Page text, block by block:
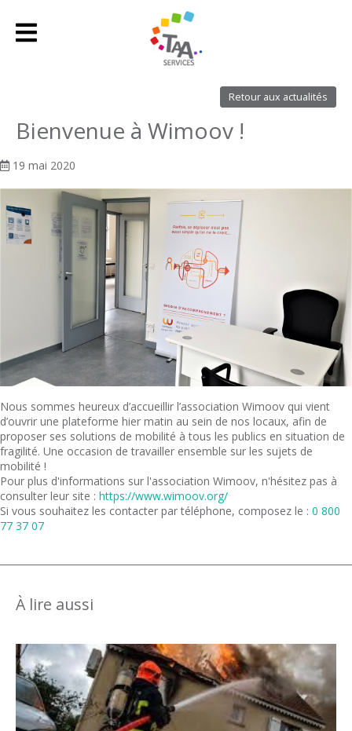
Retour aux actualités
Bienvenue à Wimoov !
19 mai 2020
Nous sommes heureux d’accueillir l’association Wimoov qui vient
d’ouvrir une plateforme hier matin au sein de nos locaux, afin de
proposer ses solutions de mobilité à tous les publics en situation de
fragilité. Une occasion de travailler ensemble sur les sujets de
mobilité !
Pour plus d'informations sur l'association Wimoov, n'hésitez pas à
consulter leur site : https://www.wimoov.org/
Si vous souhaitez les contacter par téléphone, composez le : 0 800
77 37 07
À lire aussi